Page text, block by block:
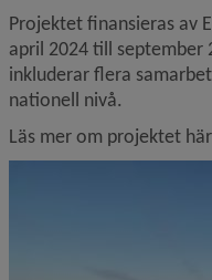
Projektet finansieras av
april 2024 till september
inkluderar flera
nationell nivå.
Läs mer om projektet